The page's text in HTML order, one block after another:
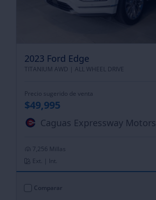
2023 Ford Edge
TITANIUM AWD | ALL WHEEL DRIVE
Precio sugerido de venta
$49,995
Caguas Expressway Motors
7,256 Millas
Ext. | Int.
Comparar